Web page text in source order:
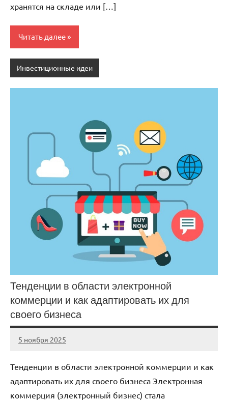
хранятся на складе или […]
Читать далее
Инвестиционные идеи
Тенденции в области электронной
коммерции и как адаптировать их для
своего бизнеса
5 ноября 2025
cement_zavod
Нет
Тенденции в области электронной коммерции и как
адаптировать их для своего бизнеса Электронная
коммерция (электронный бизнес) стала